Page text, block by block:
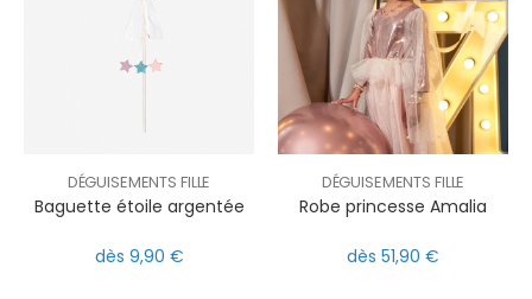
DÉGUISEMENTS FILLE
Baguette étoile argentée
dès 9,90 €
DÉGUISEMENTS FILLE
Robe princesse Amalia
dès 51,90 €